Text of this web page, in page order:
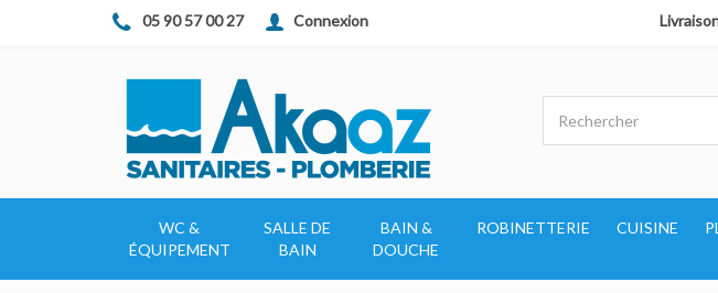
05 90 57 00 27 Connexion
WC &
ÉQUIPEMENT
SALLE DE
BAIN
BAIN &
DOUCHE
ROBINETTERIE CUISINE